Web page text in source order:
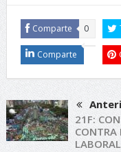
Comparte 0
Comparte
21F:
CONTRA
LABORAL